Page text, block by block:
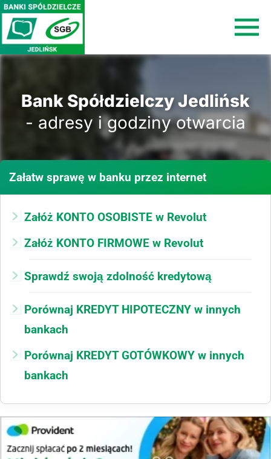
Bank Spółdzielczy Jedlińsk
- adresy i godziny otwarcia
Załatw sprawę w banku przez internet
Załóż KONTO OSOBISTE w Revolut
Załóż KONTO FIRMOWE w Revolut
Sprawdź swoją zdolność kredytową
Porównaj KREDYT HIPOTECZNY w innych
bankach
Porównaj KREDYT GOTÓWKOWY w innych
bankach